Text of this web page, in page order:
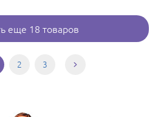
еще 18 товаров
2 3